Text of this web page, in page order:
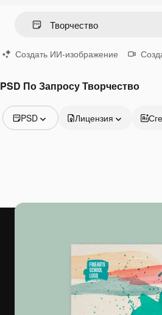
Создать ИИ-изображение
PSD По Запросу Творчество
PSD
Видео
Лицензия
Креативная платформа
ваших лучших работ.
подписчиков среди